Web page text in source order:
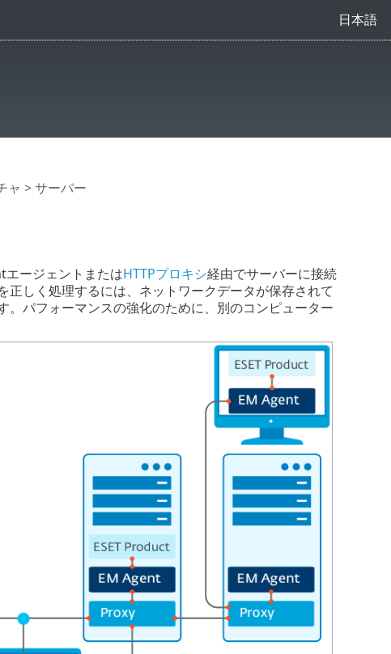
日本語
ャ > サーバー
エージェントまたはHTTPプロキシ経由でサーバーに接続
しく処理するには、ネットワークデータが保存されて
パフォーマンスの強化のために、別のコンピューター